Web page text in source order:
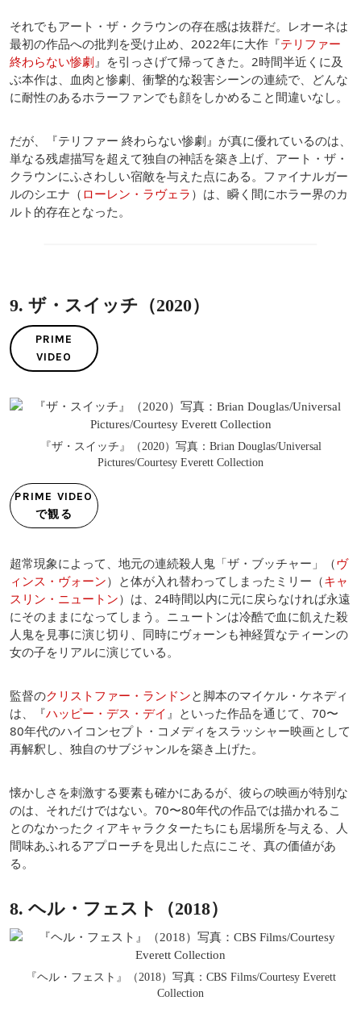
それでもアート・ザ・クラウンの存在感は抜群だ。レオーネは
最初の作品への批判を受け止め、2022年に大作『テリファー
終わらない惨劇』を引っさげて帰ってきた。2時間半近くに及
ぶ本作は、血肉と惨劇、衝撃的な殺害シーンの連続で、どんな
に耐性のあるホラーファンでも顔をしかめること間違いなし。
だが、『テリファー 終わらない惨劇』が真に優れているのは、
単なる残虐描写を超えて独自の神話を築き上げ、アート・ザ・
クラウンにふさわしい宿敵を与えた点にある。ファイナルガー
ルのシエナ（ ローレン・ラヴェラ ）は、瞬く間にホラー界のカ
ルト的存在となった。
9. ザ・スイッチ（2020）
PRIME
VIDEO
『ザ・スイッチ』（2020）写真：Brian Douglas/Universal
Pictures/Courtesy Everett Collection
PRIME VIDEO
で観る
超常現象によって、地元の連続殺人鬼「ザ・ブッチャー」（ヴ
ィンス・ヴォーン）と体が入れ替わってしまったミリー（キャ
スリン・ニュートン）は、24時間以内に元に戻らなければ永遠
にそのままになってしまう。ニュートンは冷酷で血に飢えた殺
人鬼を見事に演じ切り、同時にヴォーンも神経質なティーンの
女の子をリアルに演じている。
監督のクリストファー・ランドンと脚本のマイケル・ケネディ
は、『ハッピー・デス・デイ 』といった作品を通じて、70〜
80年代のハイコンセプト・コメディをスラッシャー映画として
再解釈し、独自のサブジャンルを築き上げた。
懐かしさを刺激する要素も確かにあるが、彼らの映画が特別な
のは、それだけではない。70〜80年代の作品では描かれるこ
とのなかったクィアキャラクターたちにも居場所を与える、人
間味あふれるアプローチを見出した点にこそ、真の価値があ
る。
8. ヘル・フェスト（2018）
『ヘル・フェスト』（2018）写真：CBS Films/Courtesy Everett
Collection